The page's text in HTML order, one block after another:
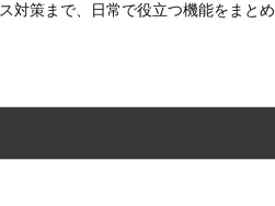
対策まで、日常で役立つ機能をまと